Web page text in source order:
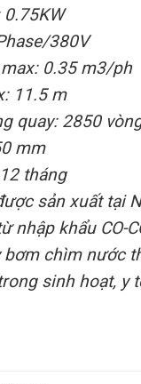
0.75KW
380V
0.35 m3/ph
11.5 m
quay: 2850
mm
tháng
sản xuất tại
nhập khẩu CO-
bơm chìm nước
sinh hoạt, y